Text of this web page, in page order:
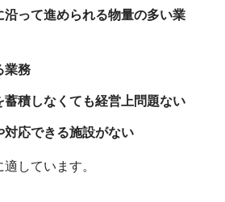
沿って進められる物量の多い業
業務
蓄積しなくても経営上問題ない
対応できる施設がない
しています。